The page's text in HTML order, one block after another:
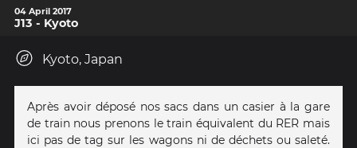
04 April 2017
J13 - Kyoto
Kyoto, Japan
Après avoir déposé nos sacs dans un casier à la gare
de train nous prenons le train équivalent du RER mais
ici pas de tag sur les wagons ni de déchets ou saleté.